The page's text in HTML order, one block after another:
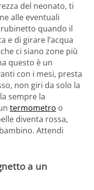
del neonato, ti
alle eventuali
quando il
e di girare l’acqua
ci siano zone più
questo è un
con i mesi, presta
non giri da solo la
sempre la
termometro o
diventa rossa,
Attendi
a un